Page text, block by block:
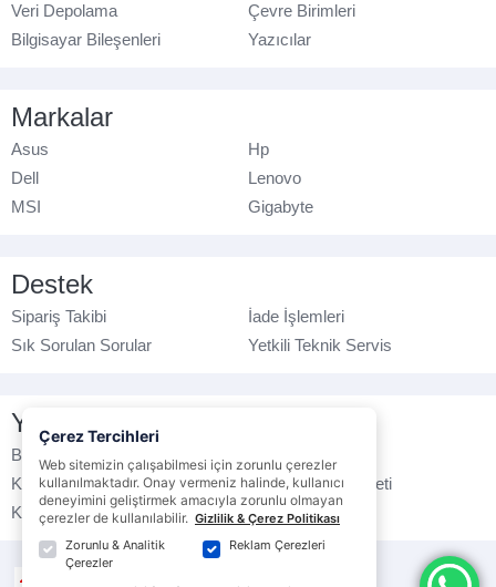
Veri Depolama
Çevre Birimleri
Bilgisayar Bileşenleri
Yazıcılar
Markalar
Asus
Hp
Dell
Lenovo
MSI
Gigabyte
Destek
Sipariş Takibi
İade İşlemleri
Sık Sorulan Sorular
Yetkili Teknik Servis
Yasal Bilgilendirme
Banka Hesap No
Kullanım Koşulları
Ticari Elektronik İleti
K.V.K.K. Politikası
Veri Gizliliği
Çerez Tercihleri
Web sitemizin çalışabilmesi için zorunlu çerezler
kullanılmaktadır. Onay vermeniz halinde, kullanıcı
deneyimini geliştirmek amacıyla zorunlu olmayan
çerezler de kullanılabilir. Gizlilik & Çerez Politikası
Zorunlu & Analitik
Çerezler
Reklam Çerezleri